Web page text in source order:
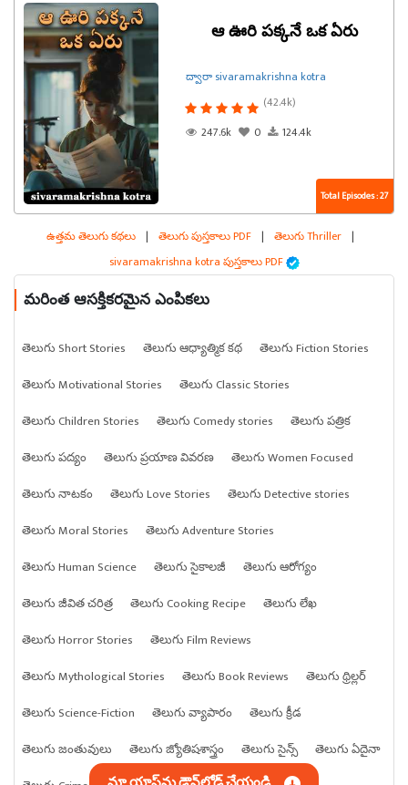
ఆ ఊరి పక్కనే ఒక ఏరు
ద్వారా sivaramakrishna kotra
(42.4k)
247.6k
0 124.4k
Total Episodes : 27
ఉత్తమ తెలుగు కథలు | తెలుగు పుస్తకాలు PDF | తెలుగు Thriller |
sivaramakrishna kotra పుస్తకాలు PDF
మరింత ఆసక్తికరమైన ఎంపికలు
తెలుగు Short Stories తెలుగు ఆధ్యాత్మిక కథ
తెలుగు Fiction Stories
తెలుగు Motivational Stories
తెలుగు Classic Stories
తెలుగు Children Stories
తెలుగు Comedy stories
తెలుగు పత్రిక
తెలుగు పద్యం
తెలుగు ప్రయాణ వివరణ
తెలుగు Women Focused
తెలుగు నాటకం
తెలుగు Love Stories
తెలుగు Detective stories
తెలుగు Moral Stories
తెలుగు Adventure Stories
తెలుగు Human Science
తెలుగు సైకాలజీ
తెలుగు ఆరోగ్యం
తెలుగు జీవిత చరిత్ర
తెలుగు Cooking Recipe
తెలుగు లేఖ
తెలుగు Horror Stories
తెలుగు Film Reviews
తెలుగు Mythological Stories
తెలుగు Book Reviews
తెలుగు థ్రిల్లర్
తెలుగు Science-Fiction
తెలుగు వ్యాపారం
తెలుగు క్రీడ
తెలుగు జంతువులు
తెలుగు జ్యోతిషశాస్త్రం తెలుగు సైన్స్
తెలుగు ఏదైనా